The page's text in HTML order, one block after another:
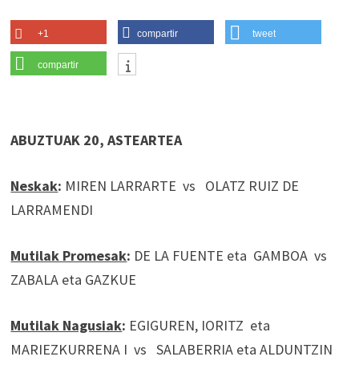
+1 compartir tweet
compartir
ABUZTUAK 20, ASTEARTEA
Neskak: MIREN LARRARTE vs OLATZ RUIZ DE
LARRAMENDI
Mutilak Promesak: DE LA FUENTE eta GAMBOA vs
ZABALA eta GAZKUE
Mutilak Nagusiak: EGIGUREN, IORITZ eta
MARIEZKURRENA I vs SALABERRIA eta ALDUNTZIN